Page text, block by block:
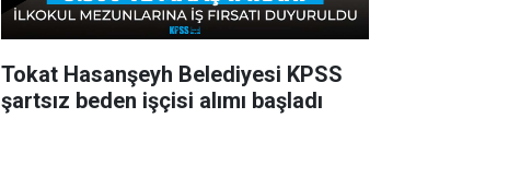
Tokat Hasanşeyh Belediyesi KPSS
şartsız beden işçisi alımı başladı